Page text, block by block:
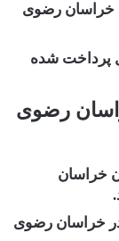
خراسان رضوی
پرداخت شده
رضوی
خراسان
.
خراسان رضوی